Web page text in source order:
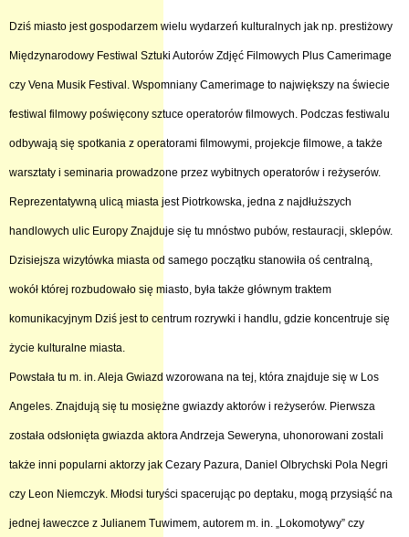
Dziś miasto jest gospodarzem wielu wydarzeń kulturalnych jak np. prestiżowy
Międzynarodowy Festiwal Sztuki Autorów Zdjęć Filmowych Plus Camerimage
czy Vena Musik Festival. Wspomniany Camerimage to największy na świecie
festiwal filmowy poświęcony sztuce operatorów filmowych. Podczas festiwalu
odbywają się spotkania z operatorami filmowymi, projekcje filmowe, a także
warsztaty i seminaria prowadzone przez wybitnych operatorów i reżyserów.
Reprezentatywną ulicą miasta jest Piotrkowska, jedna z najdłuższych
handlowych ulic Europy Znajduje się tu mnóstwo pubów, restauracji, sklepów.
Dzisiejsza wizytówka miasta od samego początku stanowiła oś centralną,
wokół której rozbudowało się miasto, była także głównym traktem
komunikacyjnym Dziś jest to centrum rozrywki i handlu, gdzie koncentruje się
życie kulturalne miasta.
Powstała tu m. in. Aleja Gwiazd wzorowana na tej, która znajduje się w Los
Angeles. Znajdują się tu mosiężne gwiazdy aktorów i reżyserów. Pierwsza
została odsłonięta gwiazda aktora Andrzeja Seweryna, uhonorowani zostali
także inni popularni aktorzy jak Cezary Pazura, Daniel Olbrychski Pola Negri
czy Leon Niemczyk. Młodsi turyści spacerując po deptaku, mogą przysiąść na
jednej ławeczce z Julianem Tuwimem, autorem m. in. „Lokomotywy” czy